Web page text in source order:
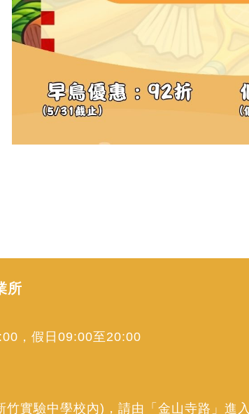
所
，假日09:00至20:00
實驗中學校內)，請由「金山寺路」進入